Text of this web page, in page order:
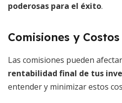
poderosas para el éxito.
Comisiones y Costos
Las comisiones pueden
rentabilidad final de tus
entender y minimizar estos